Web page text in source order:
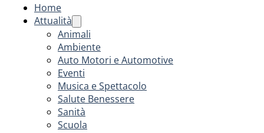
Home
Attualità
Animali
Ambiente
Auto Motori e Automotive
Eventi
Musica e Spettacolo
Salute Benessere
Sanità
Scuola